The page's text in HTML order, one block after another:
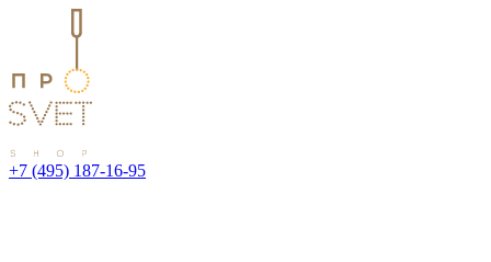
+7 (495) 187-16-95